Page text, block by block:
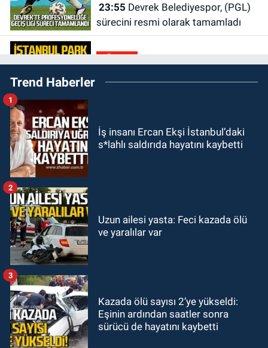
23:55
sürecini resmi olarak tamamladı
GÜNDEM
23:05
3.Lig'e transfer oldu
GÜNDEM
22:11 9 yaşındaki Burak Keskintığ
Trend Haberler
İş insanı Ercan Ekşi İstanbul’daki
s*lahlı saldırıda hayatını kaybetti
1
Uzun ailesi yasta: Feci kazada ölü
ve yaralılar var
2
Kazada ölü sayısı 2’ye yükseldi:
Eşinin ardından saatler sonra
sürücü de hayatını kaybetti
3